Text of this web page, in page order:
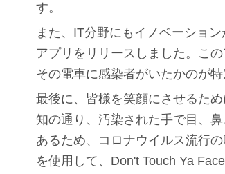
す。
また、IT分野にもイノベーショ
アプリをリリースしました。こ
その電車に感染者がいたかのが特
最後に、皆様を笑顔にさせるた
知の通り、汚染された手で目、
あるため、コロナウイルス流行
を使用して、Don't Touch Ya